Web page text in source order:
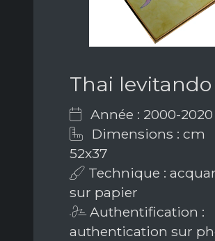
Thai levitando
Année : 2000-2020
Dimensions : cm
52x37
Technique :
sur papier
Authentification :
authentication sur